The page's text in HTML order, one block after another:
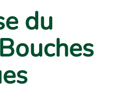
du